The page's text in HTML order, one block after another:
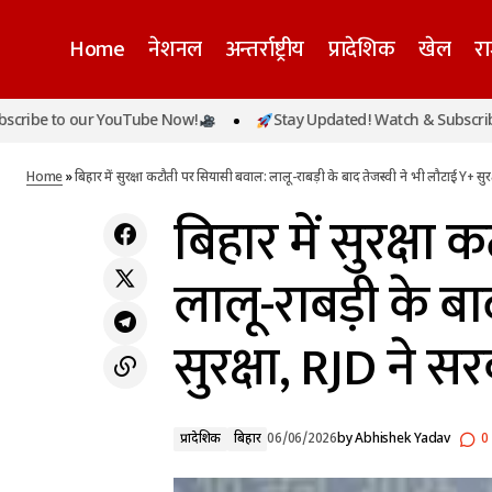
Home नेशनल अन्तर्राष्ट्रीय प्रादेशिक खेल
मालवीय नगर अग्निकांड: होटल के कुक की
गिरफ्तारी, जांच में सामने आईं सुरक्षा मानकों की गंभीर
प्रादेशिक
बिहार
YouTube Now! Stay Updated! Watch & Subscribe to our
Home»बिहार में सुरक्षा कटौती पर सियासी बवाल: लालू-राबड़ी के बाद तेजस्वी ने भी लौटाई Y+
बिहार में सुरक्षा
लालू-राबड़ी के
सुरक्षा, RJD ने
प्रादेशिक बिहार 06/06/2026byAbhishek Yadav 0